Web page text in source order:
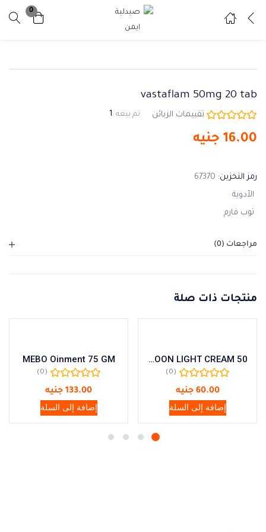
0
تسجيل
ادخل اسم المستخدم وكلمة المرور للدخول.
vastaflam 50mg 20 tab
تقييمات الزبائن تم بيعه :1
16.00 جنيه
رمز التخزين: 67370
الأدوية
توب فارم
مراجعات (0)
منتجات ذات صلة
MOON LIGHT CREAM 50
(0)
60.00 جنيه
إضافة إلى السلة
MEBO Oinment 75 GM
(0)
133.00 جنيه
إضافة إلى السلة